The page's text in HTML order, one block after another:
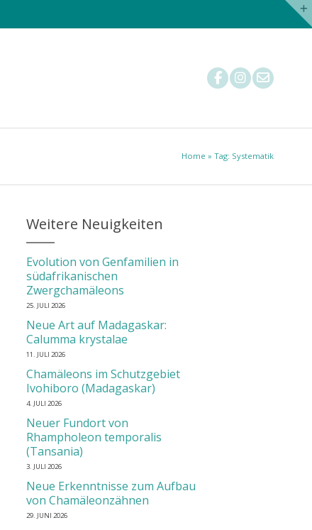
Home » Tag: Systematik
Weitere Neuigkeiten
Evolution von Genfamilien in
südafrikanischen
Zwergchamäleons
25. JULI 2026
Neue Art auf Madagaskar:
Calumma krystalae
11. JULI 2026
Chamäleons im Schutzgebiet
Ivohiboro (Madagaskar)
4. JULI 2026
Neuer Fundort von
Rhampholeon temporalis
(Tansania)
3. JULI 2026
Neue Erkenntnisse zum Aufbau
von Chamäleonzähnen
29. JUNI 2026